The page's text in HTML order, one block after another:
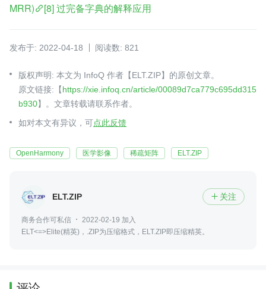
MRR)
[8] 过完备字典的解释应用
发布于: 2022-04-18 阅读数: 821
版权声明: 本文为 InfoQ 作者【ELT.ZIP】的原创文章。
原文链接:【https://xie.infoq.cn/article/00089d7ca779c695dd315
b930】。文章转载请联系作者。
如对本文有异议，可点此反馈
OpenHarmony 医学影像 稀疏矩阵 ELT.ZIP
ELT.ZIP  关注
商务合作可私信
2022-02-19 加入
ELT<=>Elite(精英)，.ZIP为压缩格式，ELT.ZIP即压缩精英。